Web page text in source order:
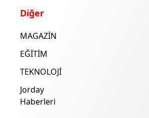
Diğer
MAGAZİN
EĞİTİM
TEKNOLOJİ
Jorday
Haberleri